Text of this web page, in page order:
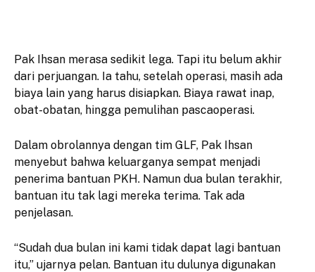
Pak Ihsan merasa sedikit lega. Tapi itu belum akhir
dari perjuangan. Ia tahu, setelah operasi, masih ada
biaya lain yang harus disiapkan. Biaya rawat inap,
obat-obatan, hingga pemulihan pascaoperasi.
Dalam obrolannya dengan tim GLF, Pak Ihsan
menyebut bahwa keluarganya sempat menjadi
penerima bantuan PKH. Namun dua bulan terakhir,
bantuan itu tak lagi mereka terima. Tak ada
penjelasan.
“Sudah dua bulan ini kami tidak dapat lagi bantuan
itu,” ujarnya pelan. Bantuan itu dulunya digunakan